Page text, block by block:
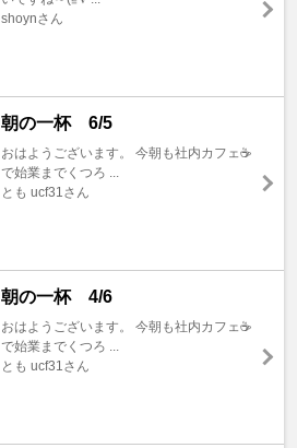
shoynさん
朝の一杯 6/5
おはようございます。 今朝も社内カフェ☕️
で始業までくつろ ...
とも ucf31さん
朝の一杯 4/6
おはようございます。 今朝も社内カフェ☕️
で始業までくつろ ...
とも ucf31さん